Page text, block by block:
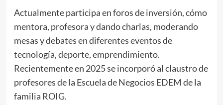
Actualmente participa en foros de inversión, cómo
mentora, profesora y dando charlas, moderando
mesas y debates en diferentes eventos de
tecnología, deporte, emprendimiento.
Recientemente en 2025 se incorporó al claustro de
profesores de la Escuela de Negocios EDEM de la
familia ROIG.